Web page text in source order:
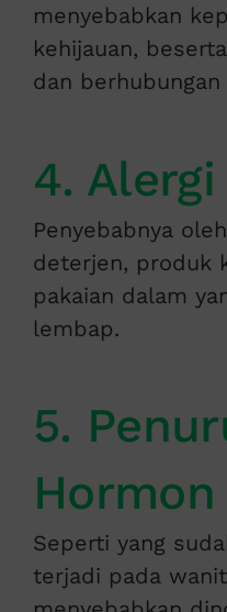
menyebabkan
kehijauan,
dan
4.
Penyebabnya
deterjen, produk
pakaian dalam
lembap.
5.
Seperti yang
terjadi pada